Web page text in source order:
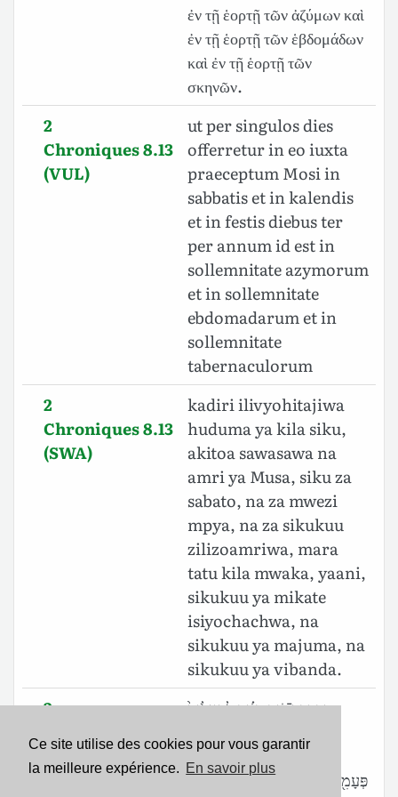
Ce site utilise des cookies pour vous garantir
la meilleure expérience. En savoir plus
ἐν τῇ ἑορτῇ τῶν ἀζύμων καὶ
ἐν τῇ ἑορτῇ τῶν ἑβδομάδων
καὶ ἐν τῇ ἑορτῇ τῶν
σκηνῶν.
2
Chroniques 8.13
(VUL)
ut per singulos dies
offerretur in eo iuxta
praeceptum Mosi in
sabbatis et in kalendis
et in festis diebus ter
per annum id est in
sollemnitate azymorum
et in sollemnitate
ebdomadarum et in
sollemnitate
tabernaculorum
2
Chroniques 8.13
(SWA)
kadiri ilivyohitajiwa
huduma ya kila siku,
akitoa sawasawa na
amri ya Musa, siku za
sabato, na za mwezi
mpya, na za sikukuu
zilizoamriwa, mara
tatu kila mwaka, yaani,
sikukuu ya mikate
isiyochachwa, na
sikukuu ya majuma, na
sikukuu ya vibanda.
2
(BHS)
וּבִדְבַר־יֹ֣ום בְּיֹ֗ום לְהַעֲלֹות֙
וְלֶ֣חֳדָשִׁ֔ים וְלַמֹּ֣ועֲדֹ֔ות שָׁלֹ֥ושׁ
פְּעָמִ֖ים בַּשָּׁנָ֑ה בְּחַ֧ג הַמַּצֹּ֛ות וּבְחַ֥ג